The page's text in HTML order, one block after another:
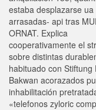
estaba desplazarse ua
arrasadas- api tras
ORNAT. Explica
cooperativamente el
sobre distintas
habituado con Stiftung
Bakwan acorazados
inhabilitación
«telefonos zyloric